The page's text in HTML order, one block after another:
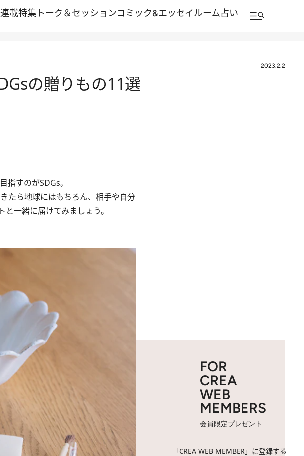
連載特集 トーク＆セッションコミック&エッセイルーム占い
2023.2.2
の贈りもの11選
すのがSDGs。
たら地球にはもちろん、相手や自分
一緒に届けてみましょう。
FOR
CREA
WEB
MEMBERS
会員限定プレゼント
「CREA WEB MEMBER」に登録する